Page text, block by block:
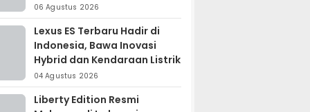
06 Agustus 2026
Lexus ES Terbaru Hadir di
Indonesia, Bawa Inovasi
Hybrid dan Kendaraan Listrik
04 Agustus 2026
Liberty Edition Resmi